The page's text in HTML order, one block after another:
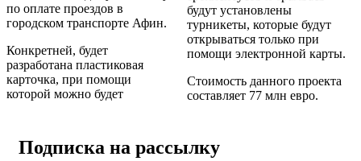
по оплате проездов в
городском транспорте Афин.
Конкретней, будет
разработана пластиковая
карточка, при помощи
которой можно будет
будут установлены
турникеты, которые будут
открываться только при
помощи электронной карты.
Стоимость данного проекта
составляет 77 млн евро.
Подписка на рассылку